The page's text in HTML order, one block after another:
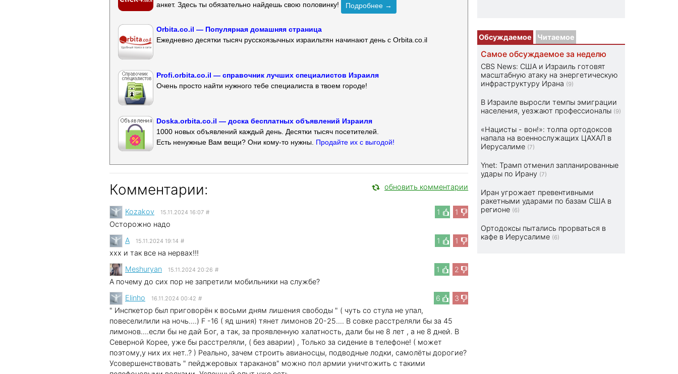
анкет. Здесь ты обязательно найдешь свою половинку!
Подробнее →
Orbita.co.il — Популярная домашняя страница
Ежедневно десятки тысяч русскоязычных израильтян начинают день с Orbita.co.il
Profi.orbita.co.il — справочник лучших специалистов Израиля
Очень просто найти нужного тебе специалиста в твоем городе!
Doska.orbita.co.il — доска бесплатных объявлений Израиля
1000 новых объявлений каждый день. Десятки тысяч посетителей.
Есть ненужные Вам вещи? Они кому-то нужны. Продайте их с выгодой!
Комментарии: обновить комментарии
1 1
Kozakov 15.11.2024 16:07 #
Осторожно надо
1
1
A 15.11.2024 19:14 #
xxx и так все на нервах!!!
1
2
Meshuryan 15.11.2024 20:26 #
А почему до сих пор не запретили мобильники на службе?
6
3
Elinho 16.11.2024 00:42 #
" Инспкетор был приговорён к восьми дням лишения свободы " ( чуть со стула не упал,
повеселилили на ночь....) F -16 ( яд шния) тянет лимонов 20-25.... В совке расстреляли бы за 45
лимонов....если бы не дай Бог, а так, за проявленную халатность, дали бы не 8 лет , а не 8 дней. В
Северной Корее, уже бы расстреляли, ( без аварии) , Только за сидение в телефоне! ( может
поэтому,у них их нет..? ) Реально, зачем строить авианосцы, подводные лодки, самолёты дорогие?
Усовершенствовать " пейджеровых тараканов" можно пол армии уничтожить с такими
Обсуждаемое Читаемое
Самое обсуждаемое за неделю
CBS News: США и Израиль готовят
масштабную атаку на энергетическую
инфраструктуру Ирана (9)
В Израиле выросли темпы эмиграции
населения, уезжают профессионалы (9)
«Нацисты - вон!»: толпа ортодоксов
напала на военнослужащих ЦАХАЛ в
Иерусалиме (7)
Ynet: Трамп отменил запланированные
удары по Ирану (7)
Иран угрожает превентивными
ракетными ударами по базам США в
регионе (6)
Ортодоксы пытались прорваться в
кафе в Иерусалиме (6)